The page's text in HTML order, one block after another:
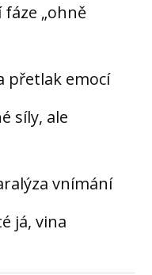
„ohně
přetlak emocí
síly, ale
vnímání
já, vina